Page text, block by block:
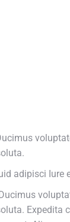
adipisci Iure
Expedita